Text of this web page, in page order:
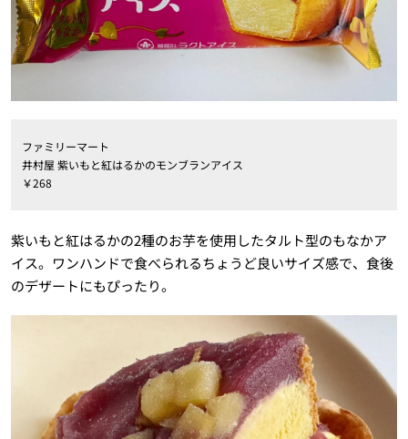
ファミリーマート
井村屋 紫いもと紅はるかのモンブランアイス
￥268
紫いもと紅はるかの2種のお芋を使用したタルト型のもなかア
イス。ワンハンドで食べられるちょうど良いサイズ感で、食後
のデザートにもぴったり。